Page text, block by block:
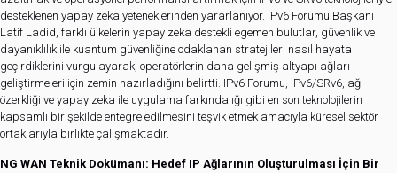
desteklenen yapay zeka yeteneklerinden yararlanıyor. IPv6 Forumu Başkanı
Latif Ladid, farklı ülkelerin yapay zeka destekli egemen bulutlar, güvenlik ve
dayanıklılık ile kuantum güvenliğine odaklanan stratejileri nasıl hayata
geçirdiklerini vurgulayarak, operatörlerin daha gelişmiş altyapı ağları
geliştirmeleri için zemin hazırladığını belirtti. IPv6 Forumu, IPv6/SRv6, ağ
özerkliği ve yapay zeka ile uygulama farkındalığı gibi en son teknolojilerin
kapsamlı bir şekilde entegre edilmesini teşvik etmek amacıyla küresel sektör
ortaklarıyla birlikte çalışmaktadır.
NG WAN Teknik Dokümanı: Hedef IP Ağlarının Oluşturulması İçin Bir